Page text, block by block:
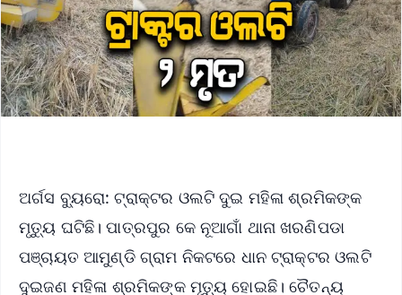
ଅର୍ଗସ ବ୍ୟୁରୋ: ଟ୍ରାକ୍ଟର ଓଲଟି ଦୁଇ ମହିଳା ଶ୍ରମିକଙ୍କ
ମୃତ୍ୟୁ ଘଟିଛି। ପାତ୍ରପୁର କେ ନୂଆଗାଁ ଥାନା ଖରଣିପଡା
ପଞ୍ଚାୟତ ଆମୁଣ୍ଡି ଗ୍ରାମ ନିକଟରେ ଧାନ ଟ୍ରାକ୍ଟର ଓଲଟି
ଦୁଇଜଣ ମହିଳା ଶ୍ରମିକଙ୍କ ମୃତ୍ୟୁ ହୋଇଛି। ଚୈତନ୍ୟ